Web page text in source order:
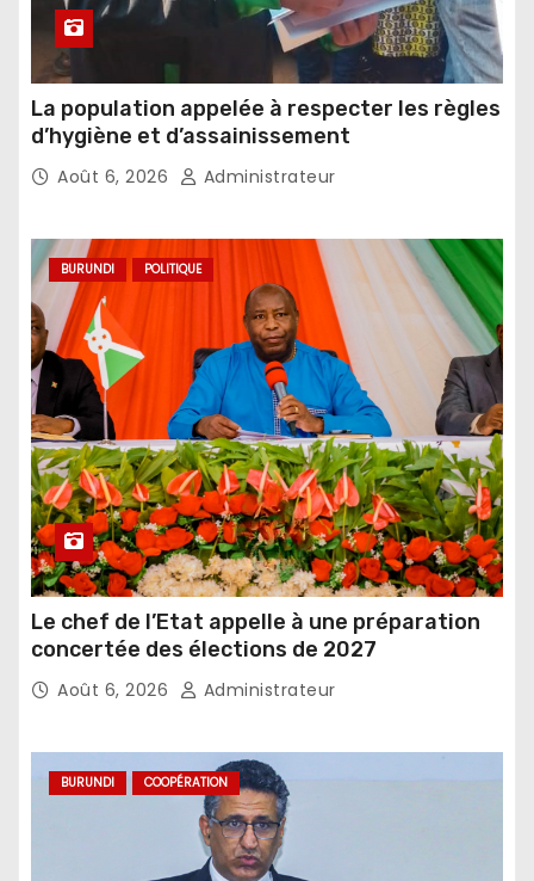
La population appelée à respecter les règles
d’hygiène et d’assainissement
Août 6, 2026 Administrateur
BURUNDI POLITIQUE
Le chef de l’Etat appelle à une préparation
concertée des élections de 2027
Août 6, 2026 Administrateur
BURUNDI COOPÉRATION